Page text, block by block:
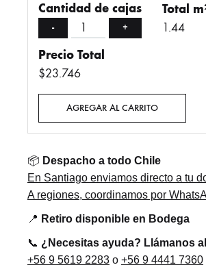
Cantidad de cajas
- +
Total
1.44
Precio Total
$23.746
AGREGAR AL CARRITO
📦 Despacho a todo Chile
En Santiago enviamos directo a tu
A regiones, coordinamos por
📍 Retiro disponible en Bodega
📞 ¿Necesitas ayuda? Llámanos al
+56 9 5619 2283 o +56 9 4441 7360